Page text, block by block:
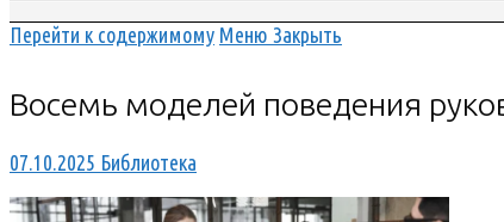
Перейти к содержимому Меню Закрыть
Восемь моделей поведения
07.10.2025 Библиотека